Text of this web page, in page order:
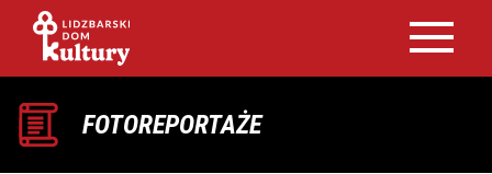
FOTOREPORTAŻE